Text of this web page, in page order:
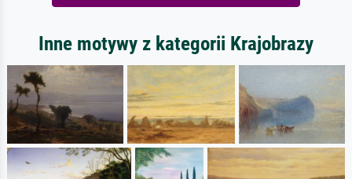
Inne motywy z kategorii Krajobrazy